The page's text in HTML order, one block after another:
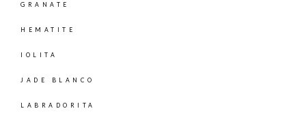
GRANATE
HEMATITE
IOLITA
JADE BLANCO
LABRADORITA